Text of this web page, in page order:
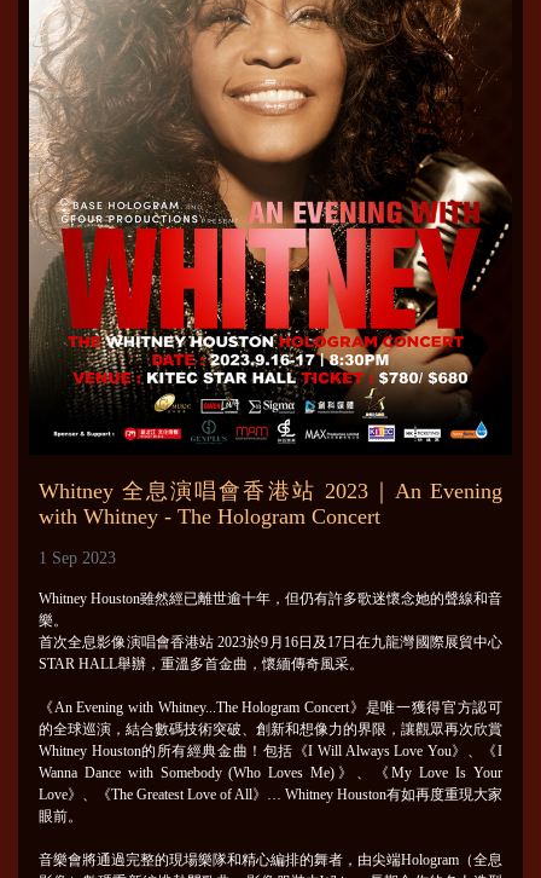
Whitney 全息演唱會香港站 2023｜An Evening
with Whitney - The Hologram Concert
1 Sep 2023
Whitney Houston雖然經已離世逾十年，但仍有許多歌迷懷念她的聲線和音
樂。
首次全息影像演唱會香港站 2023於9月16日及17日在九龍灣國際展貿中心
STAR HALL舉辦，重溫多首金曲，懷緬傳奇風采。
《An Evening with Whitney...The Hologram Concert》是唯一獲得官方認可
的全球巡演，結合數碼技術突破、創新和想像力的界限，讓觀眾再次欣賞
Whitney Houston的所有經典金曲！包括《I Will Always Love You》、《I
Wanna Dance with Somebody (Who Loves Me)》、《My Love Is Your
Love》、《The Greatest Love of All》… Whitney Houston有如再度重現大家
眼前。
音樂會將通過完整的現場樂隊和精心編排的舞者，由尖端Hologram（全息